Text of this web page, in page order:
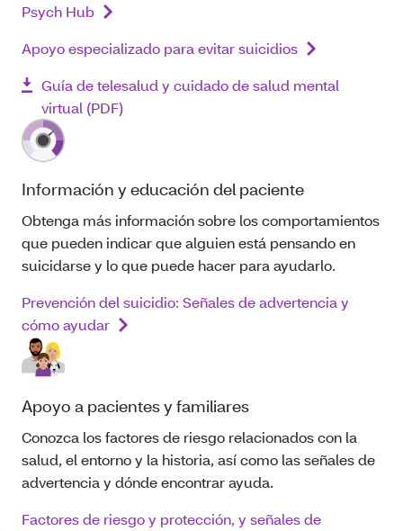
Psych Hub
Apoyo especializado para evitar suicidios
Guía de telesalud y cuidado de salud mental
virtual (PDF)
Información y educación del paciente
Obtenga más información sobre los comportamientos
que pueden indicar que alguien está pensando en
suicidarse y lo que puede hacer para ayudarlo.
Prevención del suicidio: Señales de advertencia y
cómo ayudar
Apoyo a pacientes y familiares
Conozca los factores de riesgo relacionados con la
salud, el entorno y la historia, así como las señales de
advertencia y dónde encontrar ayuda.
Factores de riesgo y protección, y señales de